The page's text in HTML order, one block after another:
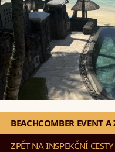
BEACHCOMBER EVENT
ZPĚT NA INSPEKČNÍ CESTY